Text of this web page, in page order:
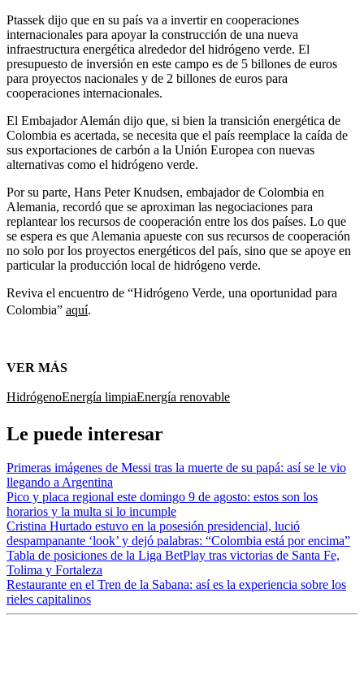
Ptassek dijo que en su país va a invertir en cooperaciones
internacionales para apoyar la construcción de una nueva
infraestructura energética alrededor del hidrógeno verde. El
presupuesto de inversión en este campo es de 5 billones de euros
para proyectos nacionales y de 2 billones de euros para
cooperaciones internacionales.
El Embajador Alemán dijo que, si bien la transición energética de
Colombia es acertada, se necesita que el país reemplace la caída de
sus exportaciones de carbón a la Unión Europea con nuevas
alternativas como el hidrógeno verde.
Por su parte, Hans Peter Knudsen, embajador de Colombia en
Alemania, recordó que se aproximan las negociaciones para
replantear los recursos de cooperación entre los dos países. Lo que
se espera es que Alemania apueste con sus recursos de cooperación
no solo por los proyectos energéticos del país, sino que se apoye en
particular la producción local de hidrógeno verde.
Reviva el encuentro de “Hidrógeno Verde, una oportunidad para
Colombia” aquí.
VER MÁS
HidrógenoEnergía limpiaEnergía renovable
Le puede interesar
Primeras imágenes de Messi tras la muerte de su papá: así se le vio
llegando a Argentina
Pico y placa regional este domingo 9 de agosto: estos son los
horarios y la multa si lo incumple
Cristina Hurtado estuvo en la posesión presidencial, lució
despampanante ‘look’ y dejó palabras: “Colombia está por encima”
Tabla de posiciones de la Liga BetPlay tras victorias de Santa Fe,
Tolima y Fortaleza
Restaurante en el Tren de la Sabana: así es la experiencia sobre los
rieles capitalinos